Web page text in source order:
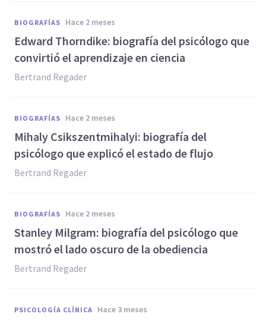
BIOGRAFÍAS hace 2 meses
Edward Thorndike: biografía del psicólogo que
convirtió el aprendizaje en ciencia
Bertrand Regader
BIOGRAFÍAS hace 2 meses
Mihaly Csikszentmihalyi: biografía del
psicólogo que explicó el estado de flujo
Bertrand Regader
BIOGRAFÍAS hace 2 meses
Stanley Milgram: biografía del psicólogo que
mostró el lado oscuro de la obediencia
Bertrand Regader
PSICOLOGÍA CLÍNICA hace 3 meses